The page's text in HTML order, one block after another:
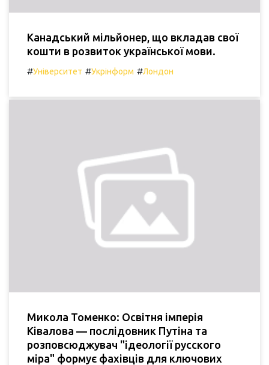
Канадський мільйонер, що вкладав свої
кошти в розвиток української мови.
#Університет #Укрінформ #Лондон
Микола Томенко: Освітня імперія
Ківалова — послідовник Путіна та
розповсюджувач "ідеології русского
міра" формує фахівців для ключових